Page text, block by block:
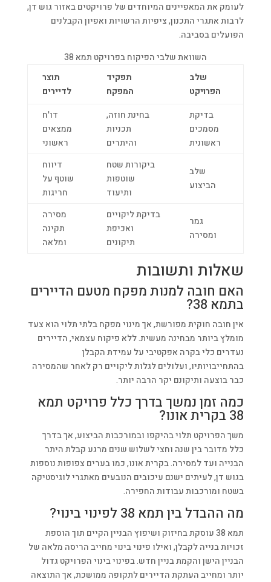
לעומק את המאפיינים המיוחדים של פרויקטים באזור גוש דן,
לרבות אתגרי התכנון, ציפיות הרשויות ואפיון הקבלנים
הפועלים בסביבה.
השוואת שלבי הפיקוח בפרויקט תמא 38
שלב
הפרויקט
תפקיד
המפקח
תוצר
לדיירים
בדיקת
מסמכים
ראשונית
בחינת חוזה,
תכניות
והיתרים
דו'ח
ממצאים
ראשוני
שלב
הביצוע
ביקורות שטח
שוטפות
ותיעוד
דיווח
שוטף על
חריגות
גמר
ומסירה
בדיקת ליקויים
ואכיפת
תיקונים
מסירה
תקינה
ומלאה
שאלות ותשובות
האם חובה למנות מפקח מטעם הדיירים
בתמא 38?
אין חובה חוקית מפורשת, אך מינוי מפקח בלתי תלוי הוא צעד
מומלץ ביותר מבחינה מעשית. ללא פיקוח עצמאי, הדיירים
נעדרים כלי בקרה אפקטיבי על עמידת הקבלן
בהתחייבויותיו, ועלולים לגלות ליקויים רק לאחר שהמסירה
כבר בוצעה ותיקונם יקר הרבה יותר.
כמה זמן נמשך בדרך כלל פרויקט תמא
38 בקרית אונו?
משך הפרויקט תלוי בהיקפו ובמורכבות הביצוע, אך בדרך
כלל מדובר בין שנה וחצי לשלוש שנים מרגע קבלת היתר
הבנייה ועד למסירה. בקרית אונו, כמו בערים צפופות נוספות
בגוש דן, לעיתים ישנם עיכובים הנובעים מאתגרי לוגיסטיקה
בשטח ומורכבות עבודות החפירה.
מה ההבדל בין תמא 38 לפינוי בינוי?
תמא 38 עוסקת בחיזוק ושיפוץ הבניין הקיים תוך הוספת
זכויות בנייה לקבלן, ואילו פינוי בינוי מחייב הריסה מלאה של
הבניין הישן והקמת בניין חדש. בפינוי בינוי הפרויקט גדול
יותר ומחייב העתקת הדיירים לתקופה ממושכת, אך התוצאה